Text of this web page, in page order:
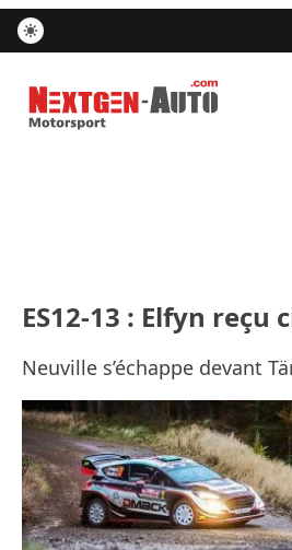
Nextgen-Auto.com
ES12-13 : Elfyn reçu
Neuville s’échappe devant